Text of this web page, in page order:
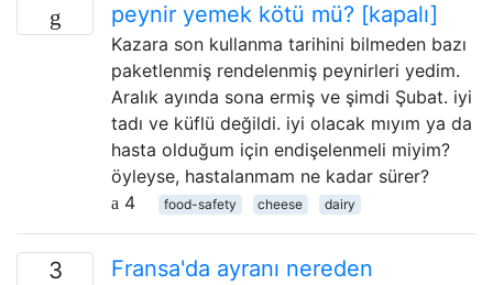
peynir yemek kötü mü? [kapalı]
Kazara son kullanma tarihini bilmeden bazı
paketlenmiş rendelenmiş peynirleri yedim.
Aralık ayında sona ermiş ve şimdi Şubat. iyi
tadı ve küflü değildi. iyi olacak mıyım ya da
hasta olduğum için endişelenmeli miyim?
öyleyse, hastalanmam ne kadar sürer?
4
food-safety cheese dairy
3
Fransa'da ayranı nereden